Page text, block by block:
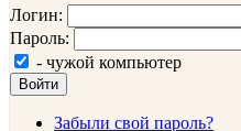
Логин:
Пароль:
- чужой компьютер
Войти
Забыли свой пароль?